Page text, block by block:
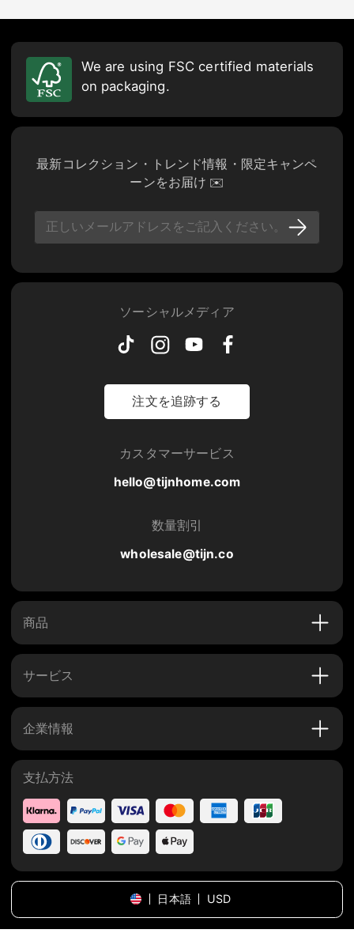
We are using FSC certified materials
on packaging.
最新コレクション・トレンド情報・限定キャンペ
ーンをお届け ✉️
ソーシャルメディア
注文を追跡する
カスタマーサービス
hello@tijnhome.com
数量割引
wholesale@tijn.co
商品
サービス
企業情報
支払方法
日本語 USD